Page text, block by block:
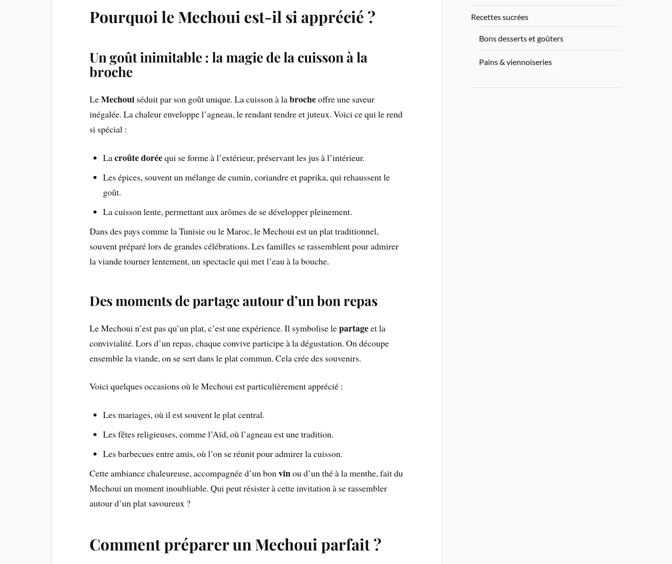
Pourquoi le Mechoui est-il si apprécié ?
Un goût inimitable : la magie de la cuisson à la
broche
LeMechoui séduit par son goût unique. La cuisson à labrocheoffre une saveur
inégalée. La chaleur enveloppe l’agneau, le rendant tendre et juteux. Voici ce qui le rend
si spécial :
Lacroûte doréequi se forme à l’extérieur, préservant les jus à l’intérieur.
Les épices, souvent un mélange de cumin, coriandre et paprika, qui rehaussent le
goût.
La cuisson lente, permettant aux arômes de se développer pleinement.
Dans des pays comme la Tunisie ou le Maroc, le Mechoui est un plat traditionnel,
souvent préparé lors de grandes célébrations. Les familles se rassemblent pour admirer
la viande tourner lentement, un spectacle qui met l’eau à la bouche.
Des moments de partage autour d’un bon repas
Le Mechoui n’est pas qu’un plat, c’est une expérience. Il symbolise lepartageet la
convivialité. Lors d’un repas, chaque convive participe à la dégustation. On découpe
ensemble la viande, on se sert dans le plat commun. Cela crée des souvenirs.
Voici quelques occasions où le Mechoui est particulièrement apprécié :
Les mariages, où il est souvent le plat central.
Les fêtes religieuses, comme l’Aïd, où l’agneau est une tradition.
Les barbecues entre amis, où l’on se réunit pour admirer la cuisson.
Cette ambiance chaleureuse, accompagnée d’un bonvinou d’un thé à la menthe, fait du
Mechoui un moment inoubliable. Qui peut résister à cette invitation à se rassembler
autour d’un plat savoureux ?
Comment préparer un Mechoui parfait ?
Recettes sucrées
Bons desserts et goûters
Pains & viennoiseries